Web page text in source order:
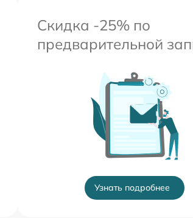
Скидка -25% по
предварительной
Узнать подробнее